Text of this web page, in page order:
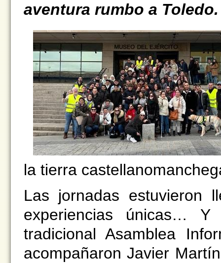
aventura rumbo a Toledo.
la tierra
Las jornadas estuvieron
experiencias únicas… Y
tradicional Asamblea
acompañaron Javier